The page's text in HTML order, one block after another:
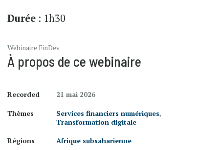
Durée : 1h30
Webinaire FinDev
À propos de ce webinaire
Recorded 21 mai 2026
Thèmes Services financiers numériques,
Transformation digitale
Régions
Afrique subsaharienne